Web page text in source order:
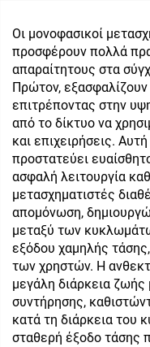
μετασχηματιστής
80v
Οι μονοφασικοί
προσφέρουν πολλά
απαραίτητους στα
Πρώτον,
επιτρέποντας στην
από το δίκτυο να
και επιχειρήσεις.
προστατεύει
ασφαλή λειτουργία
μετασχηματιστές
απομόνωση,
μεταξύ των
εξόδου χαμηλής
των χρηστών. Η
μεγάλη διάρκεια ζωής
συντήρησης,
κατά τη διάρκεια του
σταθερή έξοδο τάσης